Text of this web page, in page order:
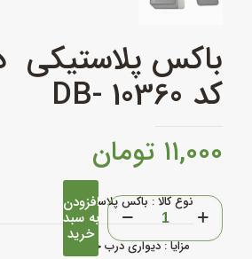
باکس پلاستیکی
کد DB- 10360
۱۱,۰۰۰ تومان
نوع کالا : باکس پلاستیکی
مزایا : دیواری درب خاردار
باکس
پلاستیکی
دیواری
افزودن
به سبد
خرید